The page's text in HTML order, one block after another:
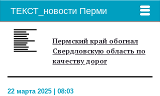
ТЕКСТ_новости Перми
Пермский край обогнал
Свердловскую область по
качеству дорог
22 марта 2025 | 08:03